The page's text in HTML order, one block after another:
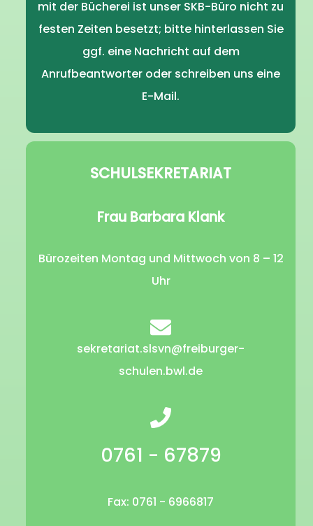
mit der Bücherei ist unser SKB-Büro nicht zu
festen Zeiten besetzt; bitte hinterlassen Sie
ggf. eine Nachricht auf dem
Anrufbeantworter oder schreiben uns eine
E-Mail.
SCHULSEKRETARIAT
Frau Barbara Klank
Bürozeiten Montag und Mittwoch von 8 – 12
Uhr
sekretariat.slsvn@freiburger-
schulen.bwl.de
0761 - 67879
Fax: 0761 - 6966817